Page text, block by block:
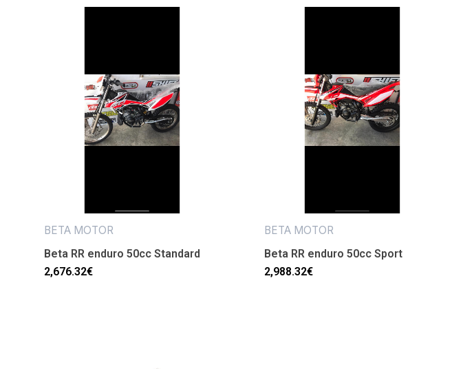
BETA MOTOR
Beta RR enduro 50cc Standard
2,676.32€
BETA MOTOR
Beta RR enduro 50cc Sport
2,988.32€